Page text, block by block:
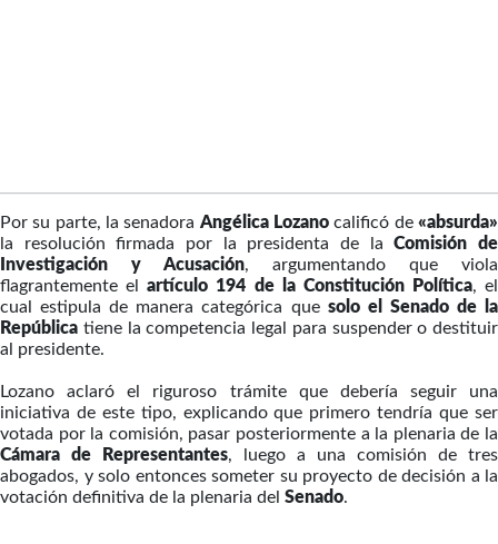
Por su parte, la senadora Angélica Lozano calificó de«absurda»
la resolución firmada por la presidenta de laComisión de
Investigación y Acusación, argumentando que viola
flagrantemente elartículo 194 de la Constitución Política, el
cual estipula de manera categórica que solo el Senado de la
República tiene la competencia legal para suspender o destituir
al presidente.
Lozano aclaró el riguroso trámite que debería seguir una
iniciativa de este tipo, explicando que primero tendría que ser
votada por la comisión, pasar posteriormente a la plenaria de la
Cámara de Representantes, luego a una comisión de tres
abogados, y solo entonces someter su proyecto de decisión a la
votación definitiva de la plenaria del Senado.